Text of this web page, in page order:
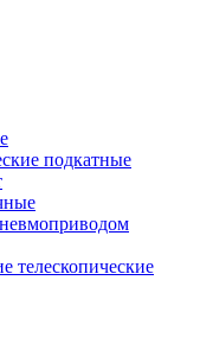
подкатные
телескопические